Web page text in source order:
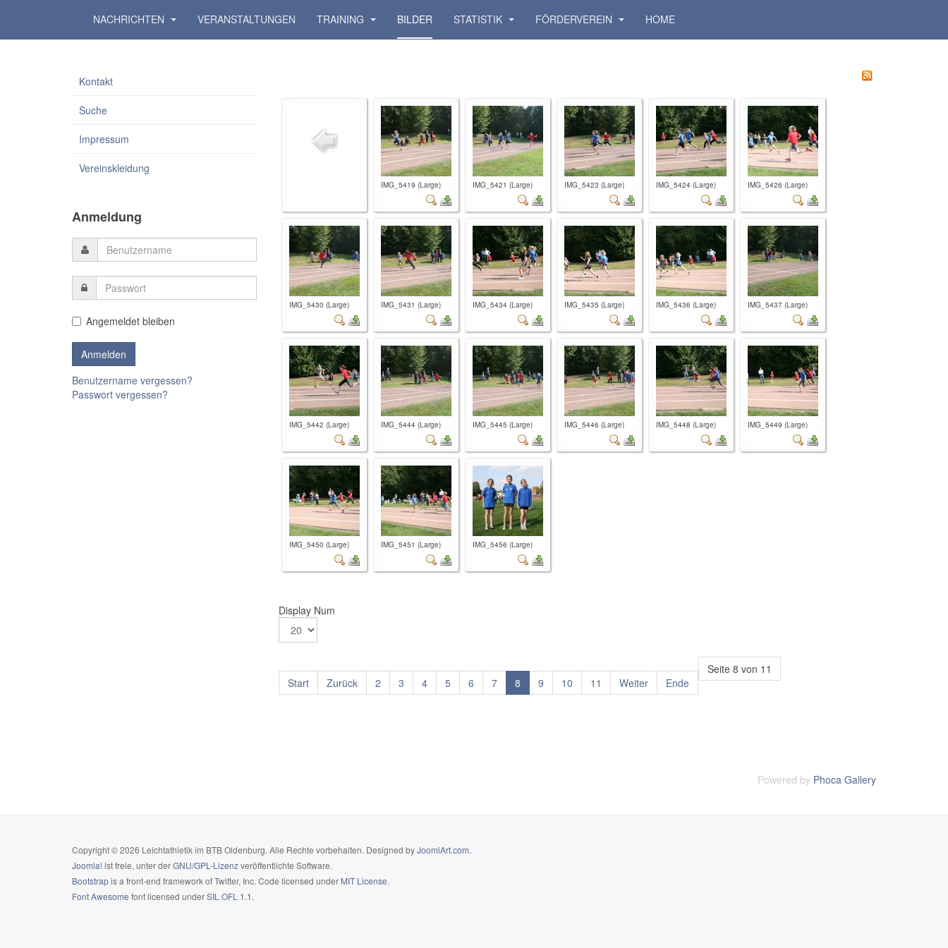
NACHRICHTEN VERANSTALTUNGEN TRAINING BILDER STATISTIK FÖRDERVEREIN HOME
IMG_5419 (Large) IMG_5421 (Large) IMG_5423 (Large) IMG_5424 (Large) IMG_5426 (Large)
IMG_5430 (Large) IMG_5431 (Large) IMG_5434 (Large) IMG_5435 (Large) IMG_5436 (Large) IMG_5437 (Large)
IMG_5442 (Large) IMG_5444 (Large) IMG_5445 (Large) IMG_5446 (Large) IMG_5448 (Large) IMG_5449 (Large)
IMG_5450 (Large) IMG_5451 (Large) IMG_5456 (Large)
Display Num
Seite 8 von 11
Start
Zurück 2 3 4 5 6 7 8 9 10 11 Weiter Ende
Powered by Phoca Gallery
Kontakt
Suche
Impressum
Vereinskleidung
Anmeldung
Angemeldet bleiben
Benutzername vergessen?
Passwort vergessen?
Copyright © 2026 Leichtathletik im BTB Oldenburg. Alle Rechte vorbehalten. Designed byJoomlArt.com.
Joomla!ist freie, unter derGNU/GPL-Lizenzveröffentlichte Software.
Bootstrapis a front-end framework of Twitter, Inc. Code licensed under MIT License.
Font Awesome font licensed underSIL OFL 1.1.